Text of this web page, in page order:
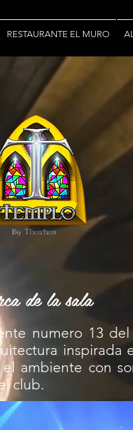
RESTAURANTE EL MURO
de la sala
numero 13 del
inspirada
ambiente con
club.